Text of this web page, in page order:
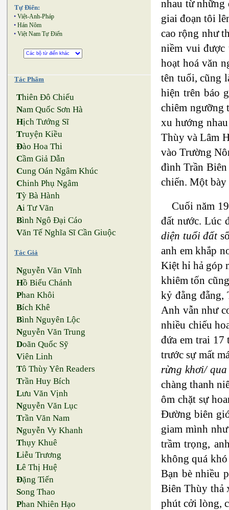
Tự Điển:
• Việt-Anh-Pháp
• Hán Nôm
• Việt Nam Tự Điển
Tác Phẩm
Thiên Đô Chiếu
Nam Quốc Sơn Hà
Hịch Tướng Sĩ
Truyện Kiều
Đào Hoa Thi
Cầm Giả Dẫn
Cung Oán Ngâm Khúc
Chinh Phụ Ngâm
Tỳ Bà Hành
Ai Tư Vãn
Bình Ngô Đại Cáo
Văn Tế Nghĩa Sĩ Cần Giuộc
Tác Giả
Nguyễn Văn Vĩnh
Hồ Biểu Chánh
Phan Khôi
Bích Khê
Bình Nguyên Lộc
Nguyễn Văn Trung
Doãn Quốc Sỹ
Viên Linh
Tô Thùy Yên Readers
Trần Huy Bích
Lưu Văn Vịnh
Nguyễn Văn Lục
Trần Văn Nam
Nguyễn Vy Khanh
Thụy Khuê
Liễu Trương
Lê Thị Huệ
Đặng Tiến
Song Thao
Phan Nhiên Hạo
nhau từ những
giai đoạn tôi
cao rộng như
niềm vui được
hoạt hoá văn
tên tuổi, cũng
hiện trên báo
chiêm ngưỡng
xu hướng
Thùy và Lâm
vào Trường
đình Trần
chiến. Một bày
Cuối năm
đất nước. Lúc
diện tuổi đất
anh em khắp
Kiệt hỉ hả góp
khiêm tốn
kỷ đằng đẵng,
Anh vẫn như
nhiều chiếu
đứa em trai 17
trước sự mất
rừng khơi/
chàng thanh
ôm chặt sự
Đường biên
giam mình
trầm trọng,
không quá
Bạn bè nhiều
Biên Thùy thả
phút cởi lòng,